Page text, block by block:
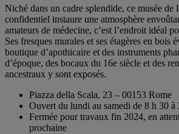
Niché dans un cadre splendide, ce musée de
confidentiel instaure une atmosphère
amateurs de médecine, c’est l’endroit idéal
Ses fresques murales et ses étagères en bois
boutique d’apothicaire et des instruments
d’époque, des bocaux du 16e siècle et des
ancestraux y sont exposés.
Piazza della Scala, 23 – 00153 Rome
Ouvert du lundi au samedi de 8 h 30 à
Fermée pour travaux fin 2024, en
prochaine